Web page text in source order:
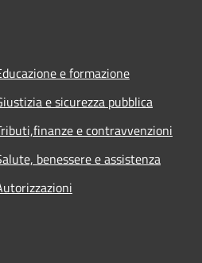
e formazione
e sicurezza pubblica
e contravvenzioni
benessere e assistenza